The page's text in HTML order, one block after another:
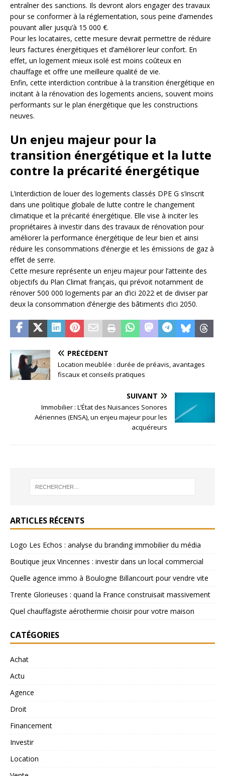
entraîner des sanctions. Ils devront alors engager des travaux
pour se conformer à la réglementation, sous peine d’amendes
pouvant aller jusqu’à 15 000 €.
Pour les locataires, cette mesure devrait permettre de réduire
leurs factures énergétiques et d’améliorer leur confort. En
effet, un logement mieux isolé est moins coûteux en
chauffage et offre une meilleure qualité de vie.
Enfin, cette interdiction contribue à la transition énergétique en
incitant à la rénovation des logements anciens, souvent moins
performants sur le plan énergétique que les constructions
neuves.
Un enjeu majeur pour la
transition énergétique et la lutte
contre la précarité énergétique
L’interdiction de louer des logements classés DPE G s’inscrit
dans une politique globale de lutte contre le changement
climatique et la précarité énergétique. Elle vise à inciter les
propriétaires à investir dans des travaux de rénovation pour
améliorer la performance énergétique de leur bien et ainsi
réduire les consommations d’énergie et les émissions de gaz à
effet de serre.
Cette mesure représente un enjeu majeur pour l’atteinte des
objectifs du Plan Climat français, qui prévoit notamment de
rénover 500 000 logements par an d’ici 2022 et de diviser par
deux la consommation d’énergie des bâtiments d’ici 2050.
PRÉCÉDENT
Location meublée : durée de préavis, avantages
fiscaux et conseils pratiques
SUIVANT
Immobilier : L’État des Nuisances Sonores
Aériennes (ENSA), un enjeu majeur pour les
acquéreurs
ARTICLES RÉCENTS
Logo Les Echos : analyse du branding immobilier du média
Boutique jeux Vincennes : investir dans un local commercial
Quelle agence immo à Boulogne Billancourt pour vendre vite
Trente Glorieuses : quand la France construisait massivement
Quel chauffagiste aérothermie choisir pour votre maison
CATÉGORIES
Achat
Actu
Agence
Droit
Financement
Investir
Location